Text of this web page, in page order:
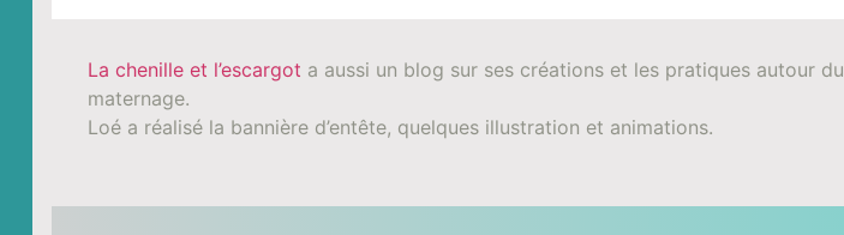
La chenille et l’escargot a aussi un blog sur ses créations et les pratiques autour du
maternage.
Loé a réalisé la bannière d’entête, quelques illustration et animations.